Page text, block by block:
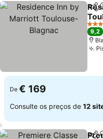
4
9,2
De € 169
Consulte os preços de 12